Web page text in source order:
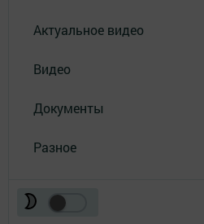
Актуальное видео
Видео
Документы
Разное